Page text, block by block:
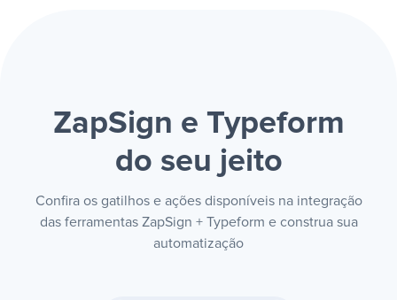
ZapSign e Typeform
do seu jeito
Confira os gatilhos e ações disponíveis na integração
das ferramentas ZapSign + Typeform e construa sua
automatização